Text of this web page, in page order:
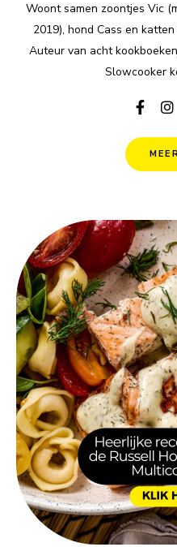
Woont samen zoontjes Vic
2019), hond Cass en
Auteur van acht
Slowcooker